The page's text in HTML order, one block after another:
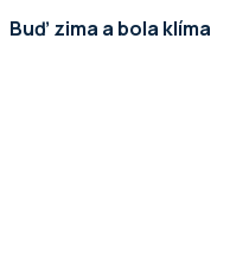
Buď zima a bola klíma